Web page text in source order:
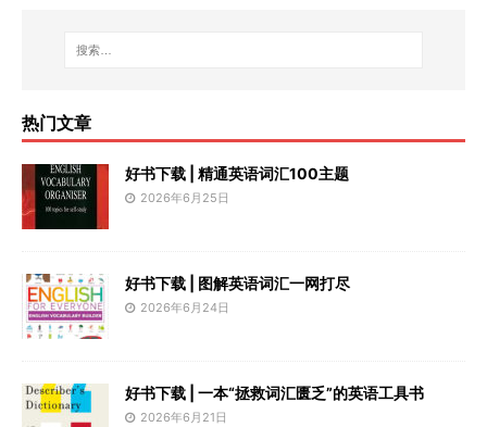
热门文章
好书下载 | 精通英语词汇100主题
2026年6月25日
好书下载 | 图解英语词汇一网打尽
2026年6月24日
好书下载 | 一本“拯救词汇匮乏”的英语工具书
2026年6月21日